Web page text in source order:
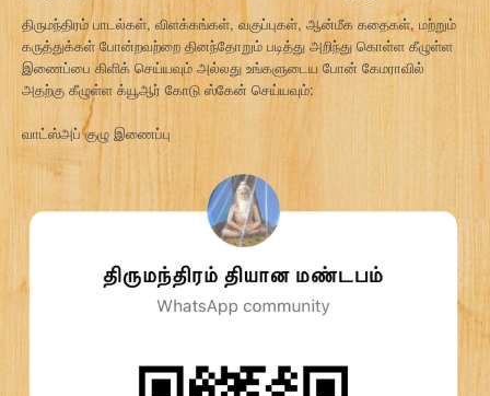
திருமந்திரம் பாடல்கள், விளக்கங்கள், வகுப்புகள், ஆன்மீக கதைகள், மற்றும்
கருத்துக்கள் போன்றவற்றை தினந்தோறும் படித்து அறிந்து கொள்ள கீழுள்ள
இணைப்பை கிளிக் செய்யவும் அல்லது உங்களுடைய போன் கேமராவில்
அதற்கு கீழுள்ள க்யூஆர் கோடு ஸ்கேன் செய்யவும்:
வாட்ஸ்அப் குழு இணைப்பு